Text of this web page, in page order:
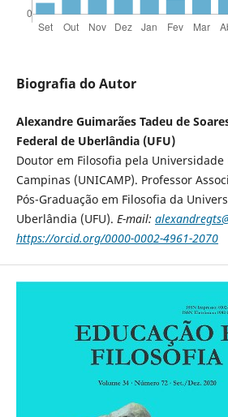
Biografia do Autor
Alexandre Guimarães Tadeu de
Federal de Uberlândia (UFU)
Doutor em Filosofia pela Universidade
Campinas (UNICAMP). Professor
Pós-Graduação em Filosofia da
Uberlândia (UFU). E-mail:
https://orcid.org/0000-0002-4961-2070